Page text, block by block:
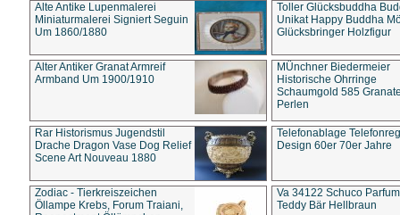
Alte Antike Lupenmalerei
Miniaturmalerei Signiert Seguin
Um 1860/1880
Toller Glücksbuddha
Unikat Happy Buddha
Glücksbringer Holzfigur
Alter Antiker Granat Armreif
Armband Um 1900/1910
MÜnchner Biedermeier
Historische Ohrringe
Schaumgold 585
Perlen
Rar Historismus Jugendstil
Drache Dragon Vase Dog Relief
Scene Art Nouveau 1880
Telefonablage
Design 60er 70er Jahre
Zodiac - Tierkreiszeichen
Öllampe Krebs, Forum Traiani,
Va 34122 Schuco
Teddy Bär Hellbraun